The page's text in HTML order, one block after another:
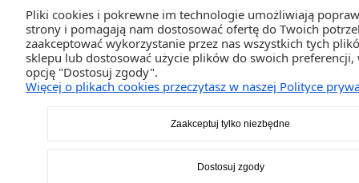
Pliki cookies i pokrewne im technologie umożliwiają
strony i pomagają nam dostosować ofertę do Twoich
zaakceptować wykorzystanie przez nas wszystkich tych
sklepu lub dostosować użycie plików do swoich preferencji,
opcję "Dostosuj zgody".
Więcej o plikach cookies przeczytasz w naszej Polityce
Zaakceptuj tylko niezbędne
Dostosuj zgody